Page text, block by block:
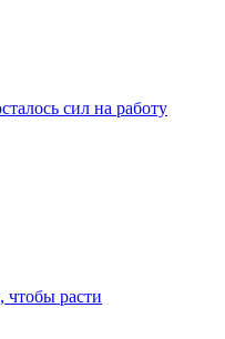
сил на работу
чтобы расти